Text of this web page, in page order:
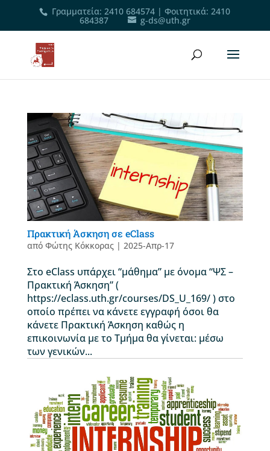
Γραμματεία: 2410 684574 |Φοιτητικά: 2410
684387 g-ds@uth.gr
Πρακτική Άσκηση σε eClass
από Φώτης Κόκκορας| 2025-Απρ-17
Στο eClass υπάρχει “μάθημα” με όνομα “ΨΣ –
Πρακτική Άσκηση” (
https://eclass.uth.gr/courses/DS_U_169/ ) στο
οποίο πρέπει να κάνετε εγγραφή όσοι θα
κάνετε Πρακτική Άσκηση καθώς η
επικοινωνία με το Τμήμα θα γίνεται: μέσω
των γενικών...